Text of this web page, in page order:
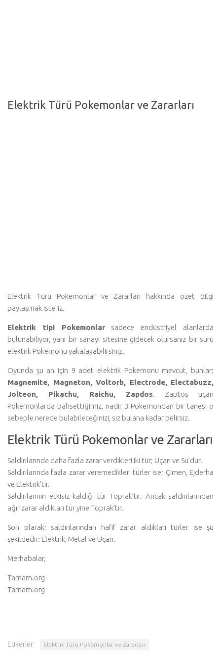
Cilt-Güzellik
Elektrik Türü Pokemonlar ve Zararları
Elektrik Türü Pokemonlar ve Zararları hakkında özet bilgi
paylaşmak isteriz.
Elektrik tipi Pokemonlarsadece endüstriyel alanlarda
bulunabiliyor, yani bir sanayi sitesine gidecek olursanız bir sürü
elektrik Pokemonu yakalayabilirsiniz.
Oyunda şu an için 9 adet elektrik Pokemonu mevcut, bunlar;
Magnemite, Magneton, Voltorb, Electrode, Electabuzz,
Jolteon, Pikachu, Raichu, Zapdos. Zaptos uçan
Pokemonlarda bahsettiğimiz, nadir 3 Pokemondan bir tanesi o
sebeple nerede bulabileceğinizi, siz bulana kadar belirsiz.
Elektrik Türü Pokemonlar ve Zararları
Saldırılarında daha fazla zarar verdikleri iki tür; Uçan ve Su’dur.
Saldırılarında fazla zarar veremedikleri türler ise; Çimen, Ejderha
ve Elektrik’tir.
Saldırılarının etkisiz kaldığı tür Toprak’tır. Ancak saldırılarından
ağır zarar aldıkları tür yine Toprak’tır.
Son olarak; saldırılarından hafif zarar aldıkları türler ise şu
şekildedir: Elektrik, Metal ve Uçan.
Merhabalar,
Tamam.org
Tamam.org
Etikerler: Elektrik Türü Pokemonlar ve Zararları